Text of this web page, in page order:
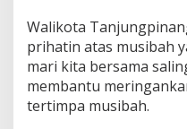
Walikota
prihatin atas musibah
mari kita bersama
membantu
tertimpa musibah.